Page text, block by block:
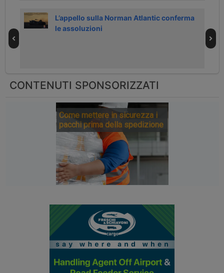
L’appello sulla Norman Atlantic conferma
le assoluzioni
CONTENUTI SPONSORIZZATI
Come mettere in sicurezza i
pacchi prima della spedizione